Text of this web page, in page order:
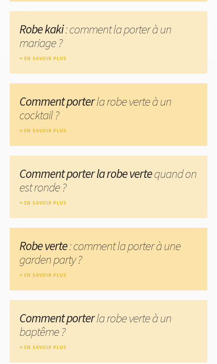
Robe kaki: comment la porter à un
mariage ?
EN SAVOIR PLUS
Comment porterla robe verte à un
cocktail ?
EN SAVOIR PLUS
Comment porter la robe vertequand on
est ronde ?
EN SAVOIR PLUS
Robe verte: comment la porter à une
garden party ?
EN SAVOIR PLUS
Comment porterla robe verte à un
baptême ?
EN SAVOIR PLUS